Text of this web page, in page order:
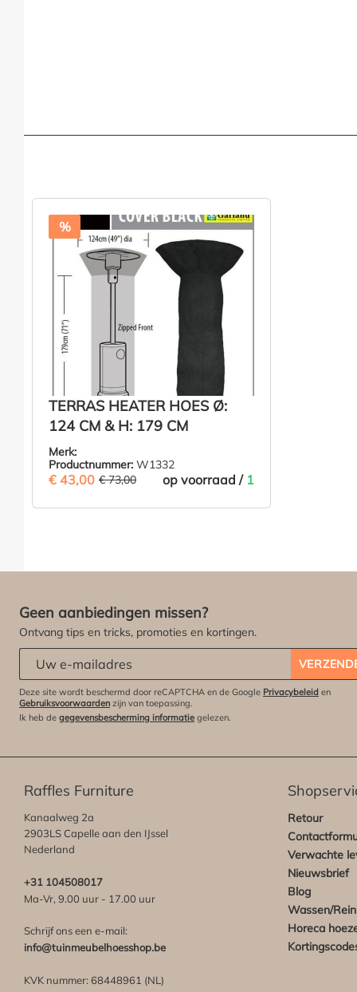
%
TERRAS HEATER HOES Ø:
124 CM & H: 179 CM
Merk:
Productnummer: W1332
€ 43,00 € 73,00(41.1% BESPAARD)
op voorraad / 1
Geen aanbiedingen missen?
Ontvang tips en tricks, promoties en kortingen.
Deze site wordt beschermd door reCAPTCHA en de Google Privacybeleid en
Gebruiksvoorwaarden zijn van toepassing.
Ik heb de gegevensbescherming informatie gelezen.
Raffles Furniture
Kanaalweg 2a
2903LS Capelle aan den IJssel
Nederland
+31 104508017
Ma-Vr, 9.00 uur - 17.00 uur
Schrijf ons een e-mail:
info@tuinmeubelhoesshop.be
KVK nummer: 68448961 (NL)
Retour
Verwachte
Nieuwsbrief
Blog
Wassen/
Horeca